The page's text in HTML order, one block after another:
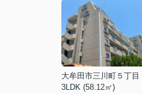
大牟田市三川町５丁目
3LDK (58.12㎡)